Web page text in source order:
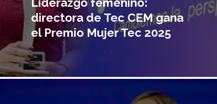
directora de Tec CEM gana
el Premio Mujer Tec 2025